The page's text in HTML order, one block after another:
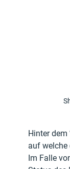
Hinter dem
auf welche
Im Falle